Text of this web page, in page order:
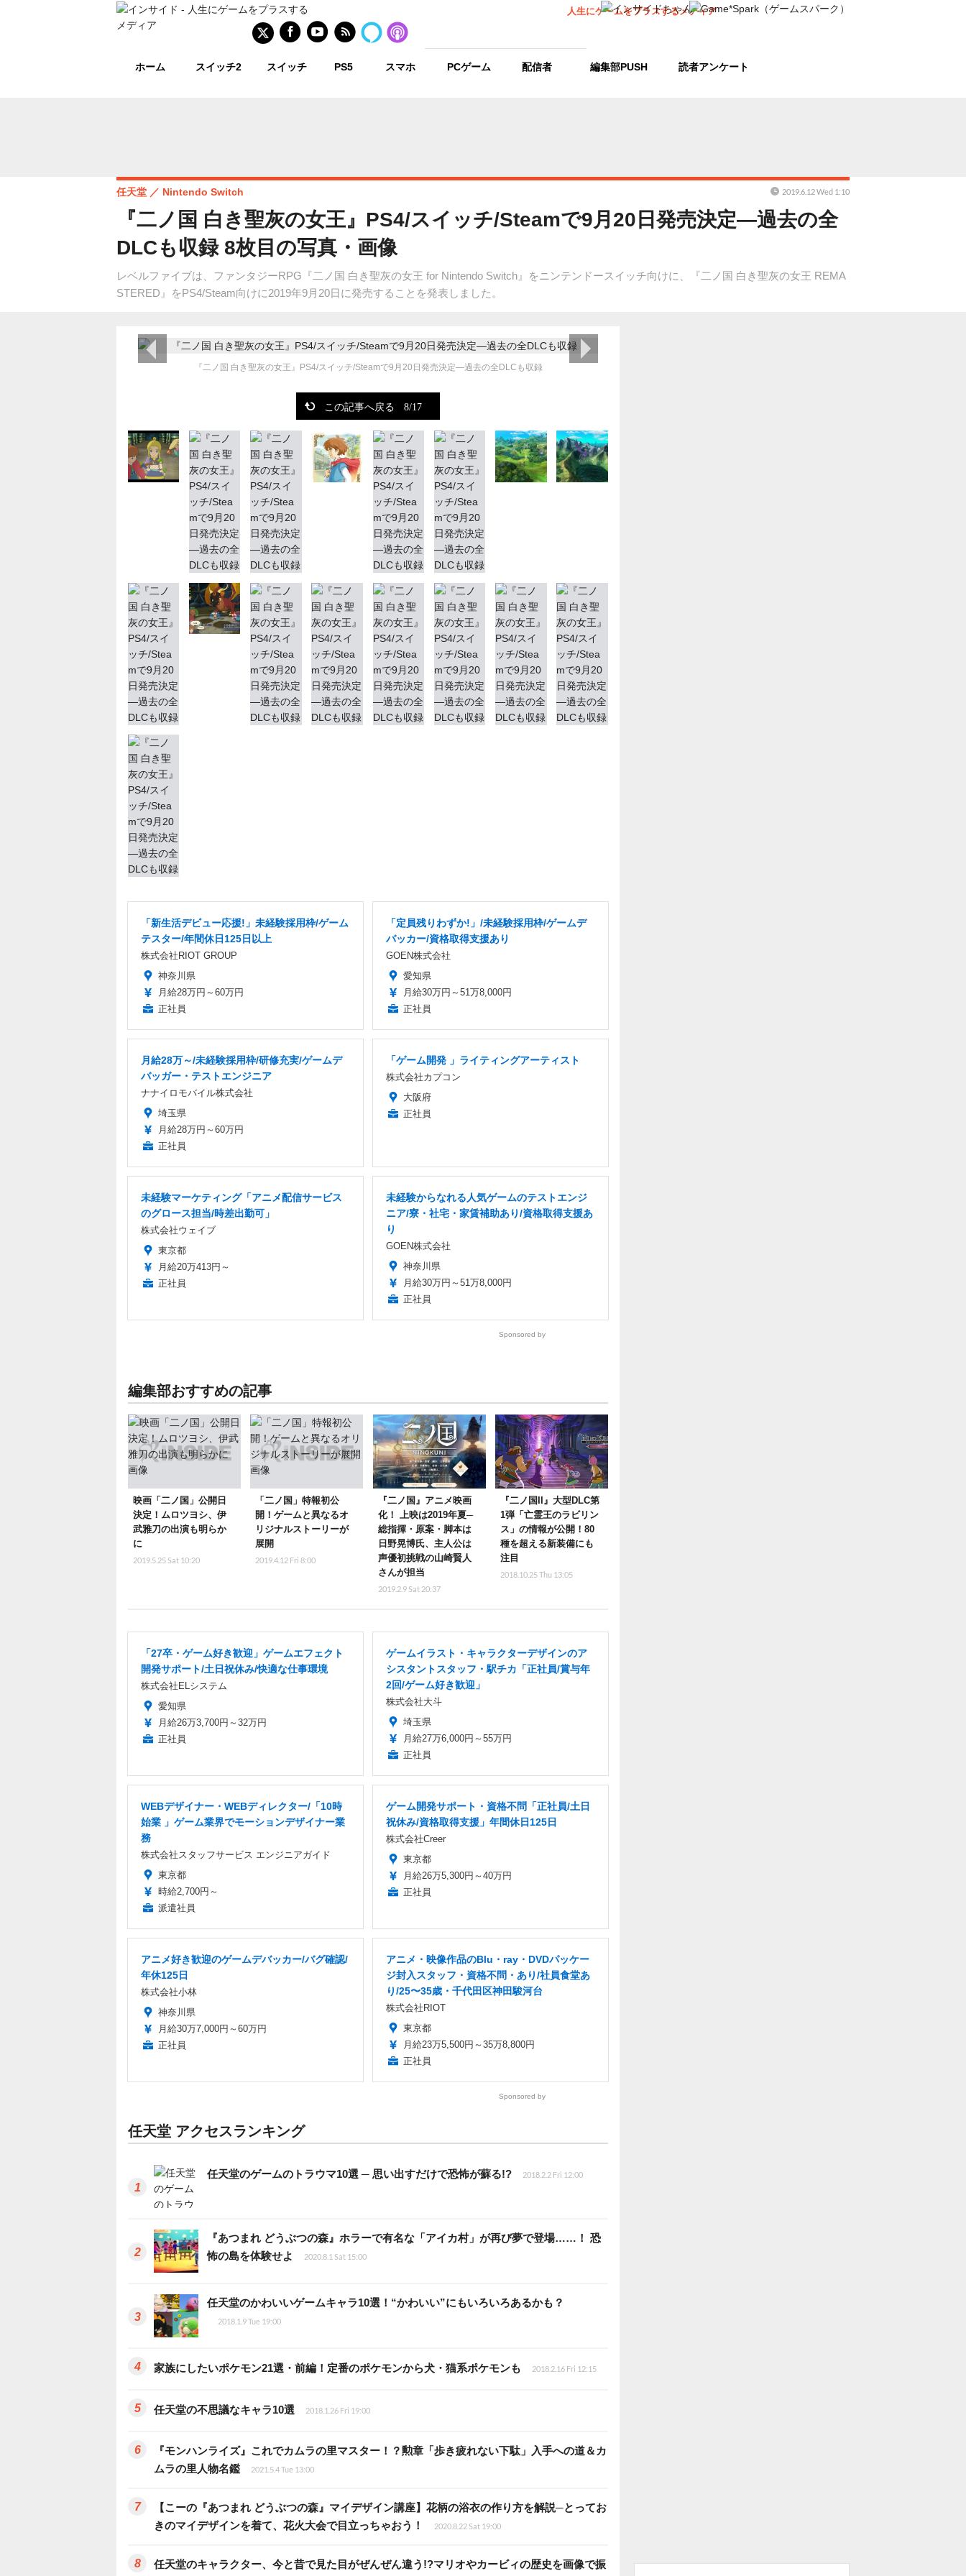
人生にゲームをプラスするメディア
ホーム スイッチ2 スイッチ PS5 スマホ PCゲーム 配信者 編集部PUSH 読者アンケート
『二ノ国 白き聖灰の女王』PS4/スイッチ/Steamで9月20日発売決定―過去の全
DLCも収録 8枚目の写真・画像
レベルファイブは、ファンタジーRPG『二ノ国 白き聖灰の女王 for Nintendo Switch』をニンテンドースイッチ向けに、『二ノ国 白き聖灰の女王 REMA
STERED』をPS4/Steam向けに2019年9月20日に発売することを発表しました。
任天堂 Nintendo Switch 2019.6.12 Wed 1:10
『二ノ国 白き聖灰の女王』PS4/スイッチ/Steamで9月20日発売決定―過去の全DLCも収録
次の画像
この記事へ戻る 8/17
「新生活デビュー応援!」未経験採用枠/ゲーム
テスター/年間休日125日以上
株式会社RIOT GROUP
神奈川県
月給28万円～60万円
正社員
「定員残りわずか!」/未経験採用枠/ゲームデ
バッカー/資格取得支援あり
GOEN株式会社
愛知県
月給30万円～51万8,000円
正社員
月給28万～/未経験採用枠/研修充実/ゲームデ
バッガー・テストエンジニア
ナナイロモバイル株式会社
埼玉県
月給28万円～60万円
正社員
「ゲーム開発 」ライティングアーティスト
株式会社カプコン
大阪府
正社員
未経験マーケティング「アニメ配信サービス
のグロース担当/時差出勤可」
株式会社ウェイブ
東京都
月給20万413円～
正社員
未経験からなれる人気ゲームのテストエンジ
ニア/寮・社宅・家賃補助あり/資格取得支援あ
り
GOEN株式会社
神奈川県
月給30万円～51万8,000円
正社員
Sponsored by
編集部おすすめの記事
映画「二ノ国」公開日
決定！ムロツヨシ、伊
武雅刀の出演も明らか
に
2019.5.25 Sat 10:20
「二ノ国」特報初公
開！ゲームと異なるオ
リジナルストーリーが
展開
2019.4.12 Fri 8:00
『二ノ国』アニメ映画
化！ 上映は2019年夏─
総指揮・原案・脚本は
日野晃博氏、主人公は
声優初挑戦の山崎賢人
さんが担当
2019.2.9 Sat 20:37
『二ノ国II』大型DLC第
1弾「亡霊王のラビリン
ス」の情報が公開！80
種を超える新装備にも
注目
2018.10.25 Thu 13:05
「27卒・ゲーム好き歓迎」ゲームエフェクト
開発サポート/土日祝休み/快適な仕事環境
株式会社ELシステム
愛知県
月給26万3,700円～32万円
正社員
ゲームイラスト・キャラクターデザインのア
シスタントスタッフ・駅チカ「正社員/賞与年
2回/ゲーム好き歓迎」
株式会社大斗
埼玉県
月給27万6,000円～55万円
正社員
WEBデザイナー・WEBディレクター/「10時
始業 」ゲーム業界でモーションデザイナー業
務
株式会社スタッフサービス エンジニアガイド
東京都
時給2,700円～
派遣社員
ゲーム開発サポート・資格不問「正社員/土日
祝休み/資格取得支援」年間休日125日
株式会社Creer
東京都
月給26万5,300円～40万円
正社員
アニメ好き歓迎のゲームデバッカー/バグ確認/
年休125日
株式会社小林
神奈川県
月給30万7,000円～60万円
正社員
アニメ・映像作品のBlu・ray・DVDパッケー
ジ封入スタッフ・資格不問・あり/社員食堂あ
り/25〜35歳・千代田区神田駿河台
株式会社RIOT
東京都
月給23万5,500円～35万8,800円
正社員
Sponsored by
任天堂 アクセスランキング
任天堂のゲームのトラウマ10選 ─ 思い出すだけで恐怖が蘇る!? 2018.2.2 Fri 12:00
『あつまれ どうぶつの森』ホラーで有名な「アイカ村」が再び夢で登場……！ 恐
怖の島を体験せよ
2020.8.1 Sat 15:00
任天堂のかわいいゲームキャラ10選！“かわいい”にもいろいろあるかも？
2018.1.9 Tue 19:00
家族にしたいポケモン21選・前編！定番のポケモンから犬・猫系ポケモンも 2018.2.16 Fri 12:15
任天堂の不思議なキャラ10選 2018.1.26 Fri 19:00
『モンハンライズ』これでカムラの里マスター！？勲章「歩き疲れない下駄」入手への道＆カ
ムラの里人物名鑑
2021.5.4 Tue 13:00
【こーの『あつまれ どうぶつの森』マイデザイン講座】花柄の浴衣の作り方を解説─とってお
きのマイデザインを着て、花火大会で目立っちゃおう！
2020.8.22 Sat 19:00
任天堂のキャラクター、今と昔で見た目がぜんぜん違う!?マリオやカービィの歴史を画像で振